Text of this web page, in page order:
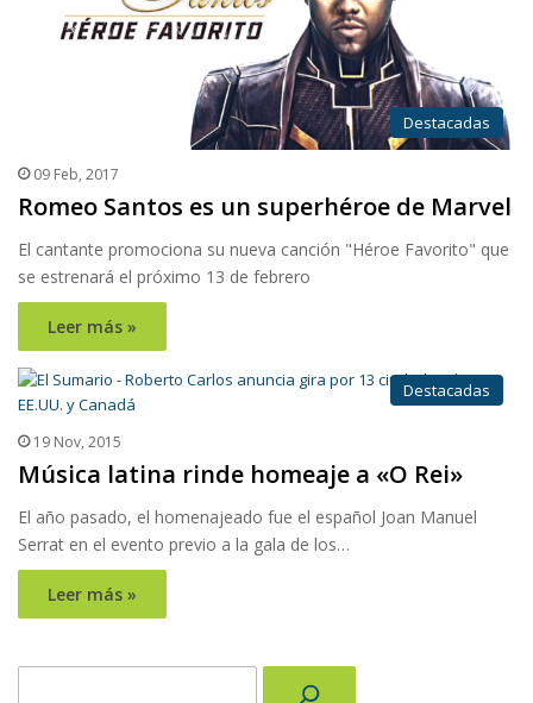
Destacadas
09 Feb, 2017
Romeo Santos es un superhéroe de Marvel
El cantante promociona su nueva canción "Héroe Favorito" que
se estrenará el próximo 13 de febrero
Leer más »
Destacadas
19 Nov, 2015
Música latina rinde homeaje a «O Rei»
El año pasado, el homenajeado fue el español Joan Manuel
Serrat en el evento previo a la gala de los…
Leer más »